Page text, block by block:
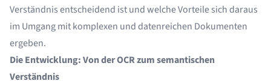
Verständnis entscheidend ist und welche Vorteile sich daraus
im Umgang mit komplexen und datenreichen Dokumenten
ergeben.
Die Entwicklung: Von der OCR zum semantischen
Verständnis